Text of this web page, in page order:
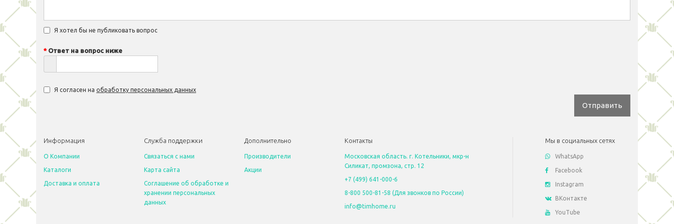
Я хотел бы не публиковать вопрос
Ответ на вопрос ниже
Я согласен на обработку персональных данных
Отправить
Информация
O Компании
Каталоги
Доставка и оплата
Служба поддержки
Связаться с нами
Карта сайта
Соглашение об обработке и
хранении персональных
данных
Дополнительно
Производители
Акции
Контакты
Московская область. г. Котельники, мкр-н
Силикат, промзона, стр. 12
+7 (499) 641-000-6
8-800 500-81-58 (Для звонков по России)
info@timhome.ru
Мы в социальных сетях
WhatsApp
Facebook
Instagram
ВКонтакте
YouTube